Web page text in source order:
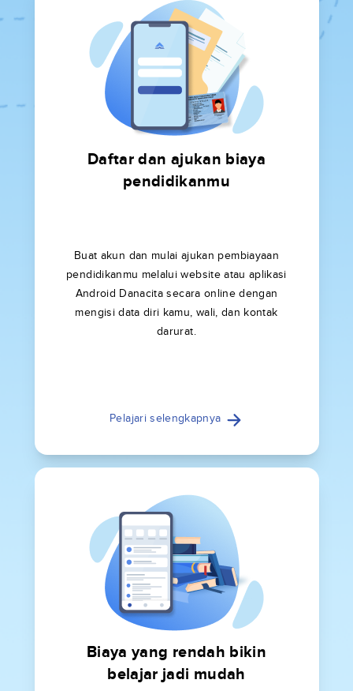
Daftar dan ajukan biaya
pendidikanmu
Buat akun dan mulai ajukan pembiayaan
pendidikanmu melalui website atau aplikasi
Android Danacita secara online dengan
mengisi data diri kamu, wali, dan kontak
darurat.
Pelajari selengkapnya
Biaya yang rendah bikin
belajar jadi mudah